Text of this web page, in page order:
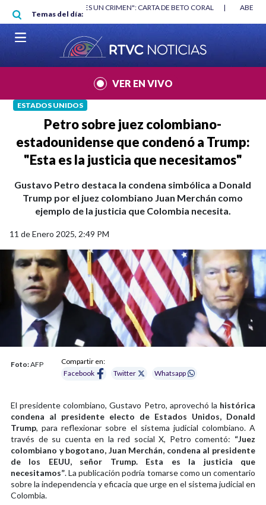
Pasar al contenido principal
Temas del día:
"HABLAR NO ES UN CRIMEN": CARTA DE BETO CORAL |
VER EN VIVO
ESTADOS UNIDOS
Petro sobre juez colombiano-
estadounidense que condenó a Trump:
"Esta es la justicia que necesitamos"
Gustavo Petro destaca la condena simbólica a Donald
Trump por el juez colombiano Juan Merchán como
ejemplo de la justicia que Colombia necesita.
11 de Enero 2025, 2:49 PM
Foto:AFP
Compartir en:
Facebook
Twitter Whatsapp
El presidente colombiano, Gustavo Petro, aprovechó la histórica
condena al presidente electo de Estados Unidos, Donald
Trump, para reflexionar sobre el sistema judicial colombiano. A
través de su cuenta en la red social X, Petro comentó: “Juez
colombiano y bogotano, Juan Merchán, condena al presidente
de los EEUU, señor Trump. Esta es la justicia que
necesitamos”. La publicación podría tomarse como un comentario
sobre la independencia y eficacia que urge en el sistema judicial en
Colombia.